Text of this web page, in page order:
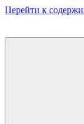
Перейти к
Некоммерческий